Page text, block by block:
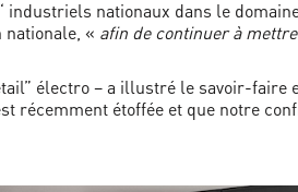
nationaux dans le
« afin de continuer à
électro – a illustré le savoir-faire
récemment étoffée et que notre